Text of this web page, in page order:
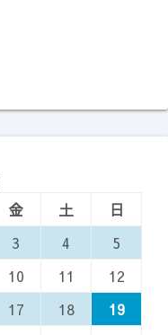
金 土
日
3 4
5
10 11
12
17 18
19